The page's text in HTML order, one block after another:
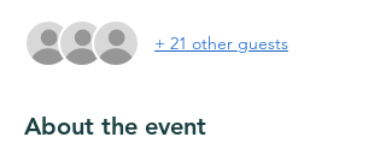
+ 21 other guests
About the event